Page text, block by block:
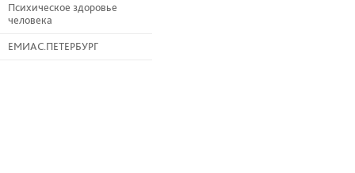
Психическое здоровье
человека
ЕМИАС.ПЕТЕРБУРГ